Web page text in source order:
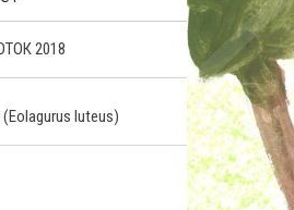
2018
(Eolagurus luteus)